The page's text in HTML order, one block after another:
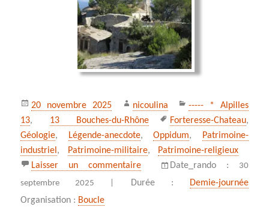
Publié
le
20 novembre 2025 Auteur
nicoulina Catégories
----- * Alpilles
13, 13 Bouches-du-Rhône
Mots-
clés
Forteresse-Chateau,
Géologie, Légende-anecdote,Oppidum,
Patrimoine-
industriel , Patrimoine-militaire,
Patrimoine-religieux
Laisser un commentairesur Le circuit de la pierre, Orgon
Date_rando :
30
septembre 2025 |
Durée :
Demie-journée
Organisation : Boucle